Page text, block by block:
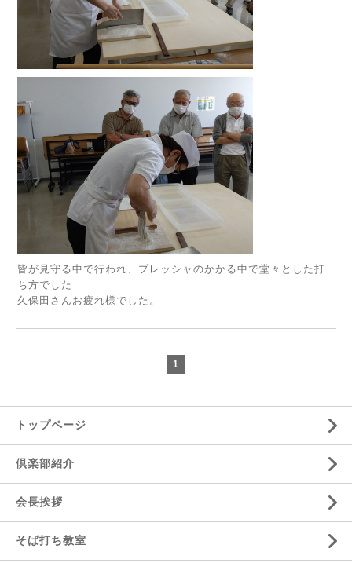
皆が見守る中で行われ、プレッシャのかかる中で堂々とした打
ち方でした
久保田さんお疲れ様でした。
1
トップページ
倶楽部紹介
会長挨拶
そば打ち教室